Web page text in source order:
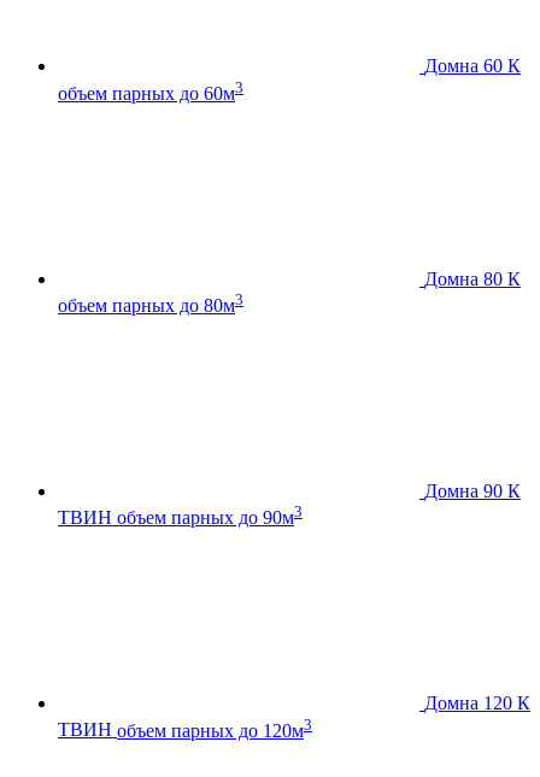
Домна 60 К
объем парных до 60м3
Домна 80 К
объем парных до 80м3
Домна 90 К
ТВИН объем парных до 90м3
Домна 120 К
ТВИН объем парных до 120м3